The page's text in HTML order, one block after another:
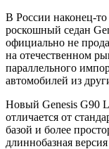
В России наконец-
роскошный седан
официально не
на отечественном
параллельного
автомобилей из
Новый Genesis G90
отличается от
базой и более
длиннобазная